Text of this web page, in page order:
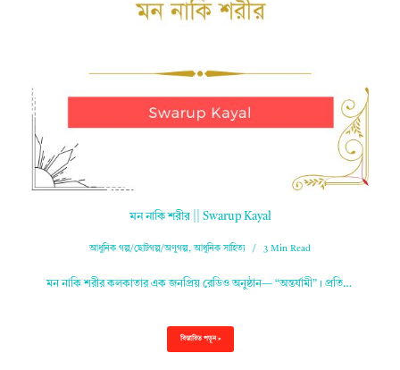
মন নাকি শরীর || Swarup Kayal
আধুনিক গল্প/ছোটগল্প/অণুগল্প,আধুনিক সাহিত্য 3 Min Read
মন নাকি শরীর কলকাতার এক জনপ্রিয় রেডিও অনুষ্ঠান— “অন্তর্যামী”। প্রতি…
বিস্তারিত পড়ুন »